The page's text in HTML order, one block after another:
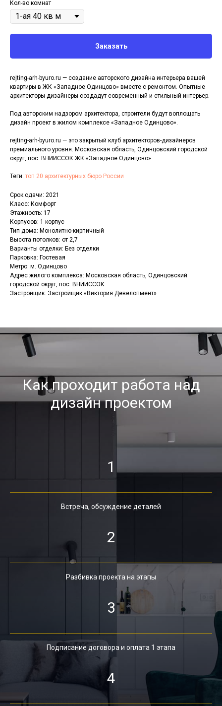
Кол-во комнат
Заказать
rejting-arh-byuro.ru — создание авторского дизайна интерьера вашей
квартиры в ЖК «Западное Одинцово» вместе с ремонтом. Опытные
архитекторы дизайнеры создадут современный и стильный интерьер.
Под авторским надзором архитектора, строители будут воплощать
дизайн проект в жилом комплексе «Западное Одинцово».
rejting-arh-byuro.ru — это закрытый клуб архитекторов-дизайнеров
премиального уровня. Московская область, Одинцовский городской
округ, пос. ВНИИССОК ЖК «Западное Одинцово».
Теги:топ 20 архитектурных бюро России
Срок сдачи: 2021
Класс: Комфорт
Этажность: 17
Корпусов: 1 корпус
Тип дома: Монолитно-кирпичный
Высота потолков: от 2,7
Варианты отделки: Без отделки
Парковка: Гостевая
Метро: м. Одинцово
Адрес жилого комплекса: Московская область, Одинцовский
городской округ, пос. ВНИИССОК
Застройщик: Застройщик «Виктория Девелопмент»
Как проходит работа над
дизайн проектом
1
Встреча, обсуждение деталей
2
Разбивка проекта на этапы
3
Подписание договора и оплата 1 этапа
4